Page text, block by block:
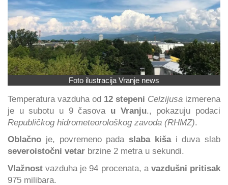
Foto ilustracija Vranje news
Temperatura vazduha od 12 stepeni Celzijusa izmerena
je u subotu u 9 časova u Vranju., pokazuju podaci
Republičkog hidrometeorološkog zavoda (RHMZ).
Oblačno je, povremeno pada slaba kišai duva slab
severoistočni vetar brzine 2 metra u sekundi.
Vlažnost vazduha je 94 procenata, a vazdušni pritisak
975 milibara.